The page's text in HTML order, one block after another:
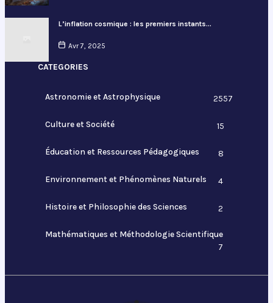
L’inflation cosmique : les premiers instants…
Avr 7, 2025
CATEGORIES
Astronomie et Astrophysique 2557
Culture et Société 15
Éducation et Ressources Pédagogiques 8
Environnement et Phénomènes Naturels 4
Histoire et Philosophie des Sciences 2
Mathématiques et Méthodologie Scientifique
7